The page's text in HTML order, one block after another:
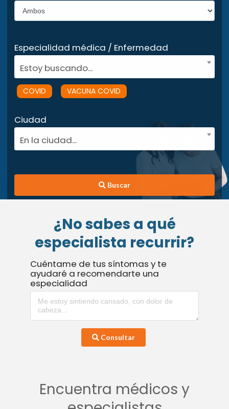
Especialidad médica / Enfermedad
Estoy buscando...
COVID VACUNA COVID
Ciudad
En la ciudad...
Buscar
¿No sabes a qué
especialista recurrir?
Cuéntame de tus síntomas y te
ayudaré a recomendarte una
especialidad
Consultar
Encuentra médicos y